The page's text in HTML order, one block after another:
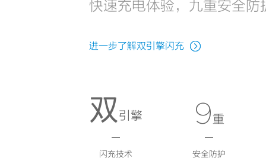
快速充电体验，九重安全防
进一步了解双引擎闪充
双 引擎
闪充技术
9重
安全防护